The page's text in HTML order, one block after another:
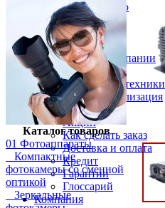
Фото и видео
Гаджеты
Аксессуары
Слухи
Новости компании
Услуги
Прокат фототехники
Выкуп и реализация
Покупателям
Акции
Как сделать заказ
Доставка и оплата
Кредит
Гарантии
Глоссарий
Компания
Каталог товаров
01 Фотоаппараты
Компактные
фотокамеры со сменной
оптикой
Зеркальные